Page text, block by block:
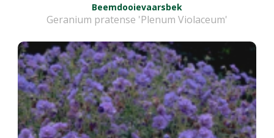
Beemdooievaarsbek
Geranium pratense 'Plenum Violaceum'